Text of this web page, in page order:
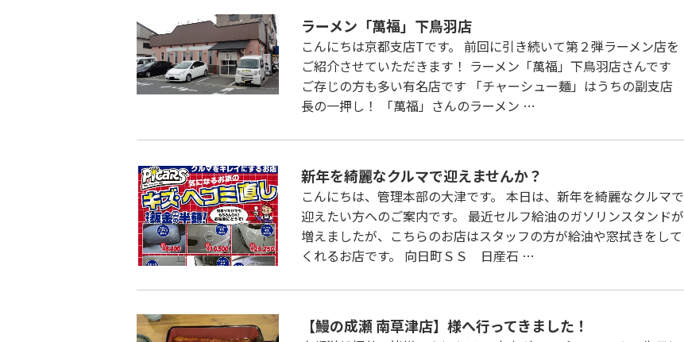
ラーメン「萬福」下鳥羽店
こんにちは京都支店Tです。 前回に引き続いて第２弾ラーメン店を
ご紹介させていただきます！ ラーメン「萬福」下鳥羽店さんです
ご存じの方も多い有名店です 「チャーシュー麺」はうちの副支店
長の一押し！ 「萬福」さんのラーメン …
新年を綺麗なクルマで迎えませんか？
こんにちは、管理本部の大津です。 本日は、新年を綺麗なクルマで
迎えたい方へのご案内です。 最近セルフ給油のガソリンスタンドが
増えましたが、こちらのお店はスタッフの方が給油や窓拭きをして
くれるお店です。 向日町ＳＳ 日産石 …
【鰻の成瀬 南草津店】様へ行ってきました！